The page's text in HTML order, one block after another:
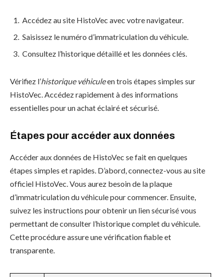
Accédez au site HistoVec avec votre navigateur.
Saisissez le numéro d’immatriculation du véhicule.
Consultez l’historique détaillé et les données clés.
Vérifiez l’historique véhiculeen trois étapes simples sur
HistoVec. Accédez rapidement à des informations
essentielles pour un achat éclairé et sécurisé.
Étapes pour accéder aux données
Accéder aux données de HistoVec se fait en quelques
étapes simples et rapides. D’abord, connectez-vous au site
officiel HistoVec. Vous aurez besoin de la plaque
d’immatriculation du véhicule pour commencer. Ensuite,
suivez les instructions pour obtenir un lien sécurisé vous
permettant de consulter l’historique complet du véhicule.
Cette procédure assure une vérification fiable et
transparente.